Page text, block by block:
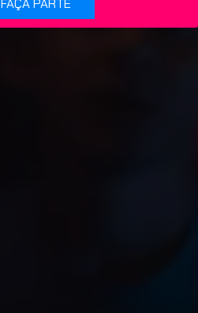
FAÇA PARTE